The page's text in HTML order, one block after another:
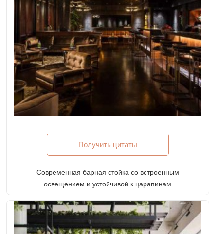
Получить цитаты
Современная барная стойка со встроенным
освещением и устойчивой к царапинам